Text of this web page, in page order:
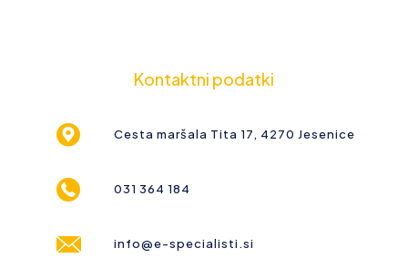
Kontaktni podatki
Cesta maršala Tita 17, 4270 Jesenice
031 364 184
info@e-specialisti.si